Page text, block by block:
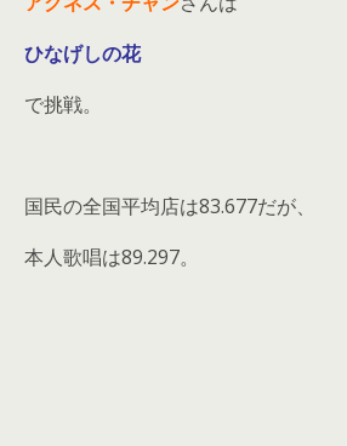
ひなげしの花
で挑戦。
国民の全国平均店は83.677だが、
本人歌唱は89.297。